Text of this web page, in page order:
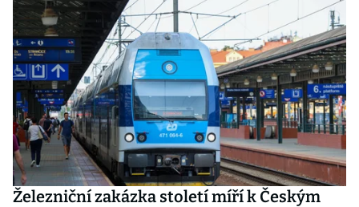
Železniční zakázka století míří k Českým